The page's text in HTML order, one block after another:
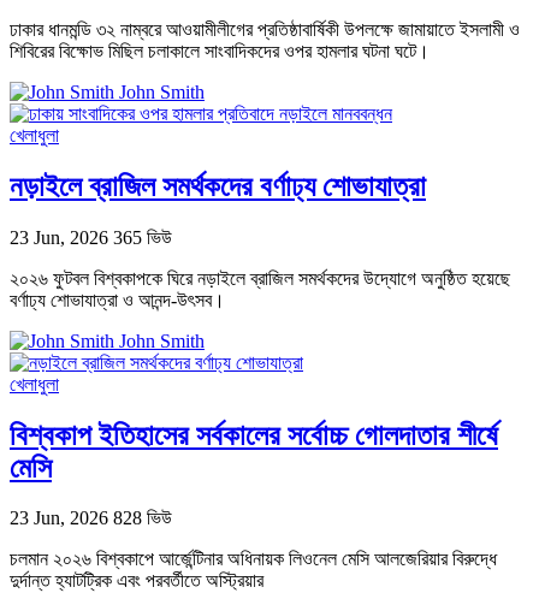
ঢাকার ধানমন্ডি ৩২ নাম্বরে আওয়ামীলীগের প্রতিষ্ঠাবার্ষিকী উপলক্ষে জামায়াতে ইসলামী ও
শিবিরের বিক্ষোভ মিছিল চলাকালে সাংবাদিকদের ওপর হামলার ঘটনা ঘটে।
John Smith
খেলাধুলা
নড়াইলে ব্রাজিল সমর্থকদের বর্ণাঢ্য শোভাযাত্রা
23 Jun, 2026 365 ভিউ
২০২৬ ফুটবল বিশ্বকাপকে ঘিরে নড়াইলে ব্রাজিল সমর্থকদের উদ্যোগে অনুষ্ঠিত হয়েছে
বর্ণাঢ্য শোভাযাত্রা ও আনন্দ-উৎসব।
John Smith
খেলাধুলা
বিশ্বকাপ ইতিহাসের সর্বকালের সর্বোচ্চ গোলদাতার শীর্ষে
মেসি
23 Jun, 2026 828 ভিউ
চলমান ২০২৬ বিশ্বকাপে আর্জেন্টিনার অধিনায়ক লিওনেল মেসি আলজেরিয়ার বিরুদ্ধে
দুর্দান্ত হ্যাটট্রিক এবং পরবর্তীতে অস্ট্রিয়ার